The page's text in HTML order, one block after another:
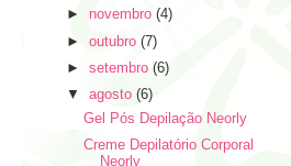
► novembro(4)
►outubro(7)
►setembro(6)
▼agosto(6)
Gel Pós Depilação Neorly
Creme Depilatório Corporal
Neorly